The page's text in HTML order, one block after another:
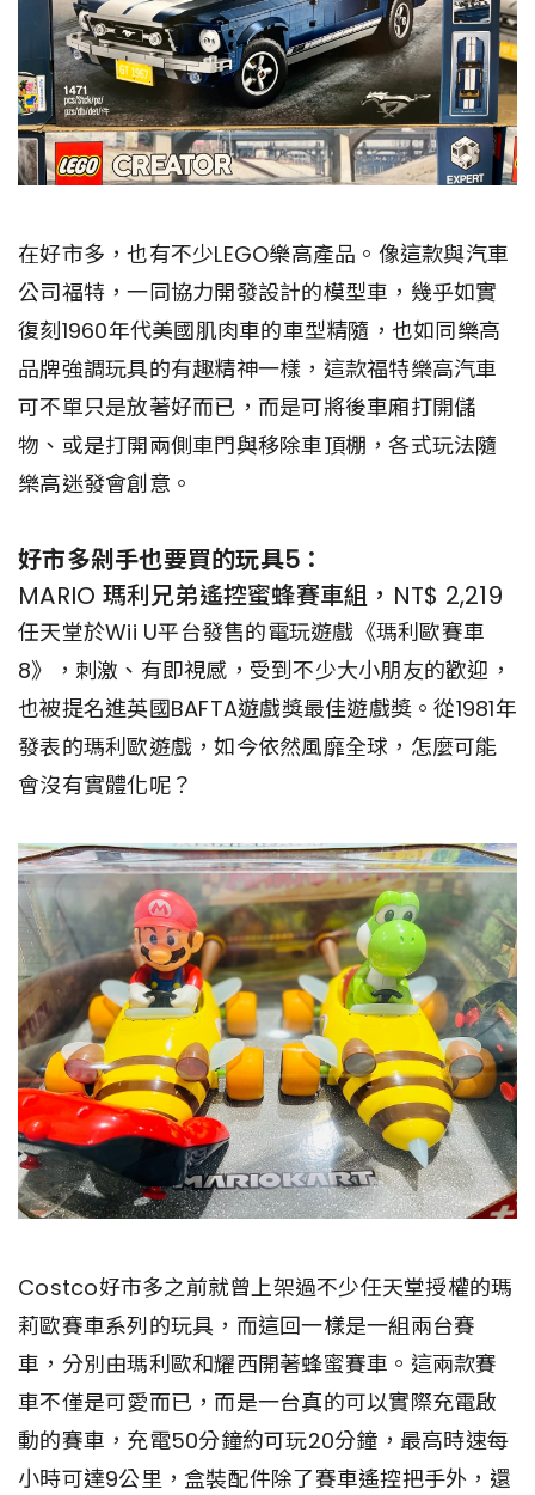
在好市多，也有不少LEGO樂高產品。像這款與汽車
公司福特，一同協力開發設計的模型車，幾乎如實
復刻1960年代美國肌肉車的車型精隨，也如同樂高
品牌強調玩具的有趣精神一樣，這款福特樂高汽車
可不單只是放著好而已，而是可將後車廂打開儲
物、或是打開兩側車門與移除車頂棚，各式玩法隨
樂高迷發會創意。
好市多剁手也要買的玩具5：
MARIO 瑪利兄弟遙控蜜蜂賽車組，NT$ 2,219
任天堂於Wii U平台發售的電玩遊戲《瑪利歐賽車
8》，刺激、有即視感，受到不少大小朋友的歡迎，
也被提名進英國BAFTA遊戲獎最佳遊戲獎。從1981年
發表的瑪利歐遊戲，如今依然風靡全球，怎麼可能
會沒有實體化呢？
Costco好市多之前就曾上架過不少任天堂授權的瑪
莉歐賽車系列的玩具，而這回一樣是一組兩台賽
車，分別由瑪利歐和耀西開著蜂蜜賽車。這兩款賽
車不僅是可愛而已，而是一台真的可以實際充電啟
動的賽車，充電50分鐘約可玩20分鐘，最高時速每
小時可達9公里，盒裝配件除了賽車遙控把手外，還